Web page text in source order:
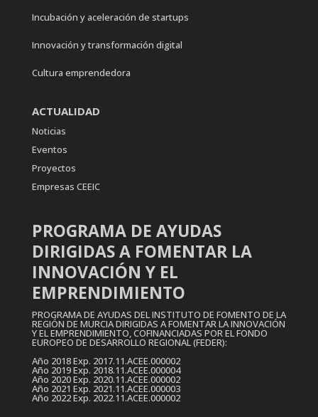
Incubación y aceleración de startups
Innovación y transformación digital
Cultura emprendedora
ACTUALIDAD
Noticias
Eventos
Proyectos
Empresas CEEIC
PROGRAMA DE AYUDAS
DIRIGIDAS A FOMENTAR LA
INNOVACIÓN Y EL
EMPRENDIMIENTO
PROGRAMA DE AYUDAS DEL INSTITUTO DE FOMENTO DE LA
REGIÓN DE MURCIA DIRIGIDAS A FOMENTAR LA INNOVACIÓN
Y EL EMPRENDIMIENTO, COFINANCIADAS POR EL FONDO
EUROPEO DE DESARROLLO REGIONAL (FEDER):
Año 2018 Exp. 2017.11.ACEE.000002
Año 2019 Exp. 2018.11.ACEE.000004
Año 2020 Exp. 2020.11.ACEE.000002
Año 2021 Exp. 2021.11.ACEE.000003
Año 2022 Exp. 2022.11.ACEE.000002